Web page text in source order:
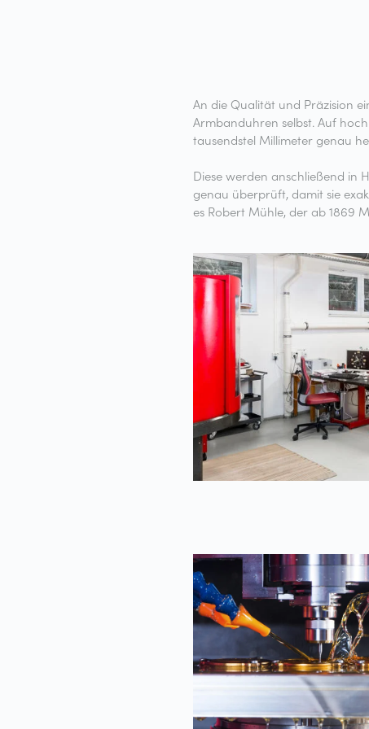
An die Qualität und Präzision
Armbanduhren selbst. Auf
tausendstel Millimeter genau
Diese werden anschließend in
genau überprüft, damit sie
es Robert Mühle, der ab 1869